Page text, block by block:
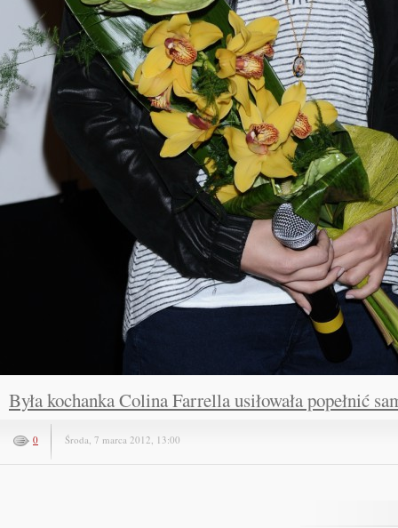
Była kochanka Colina Farrella usiłowała popełnić
0 Środa, 7 marca 2012, 13:00